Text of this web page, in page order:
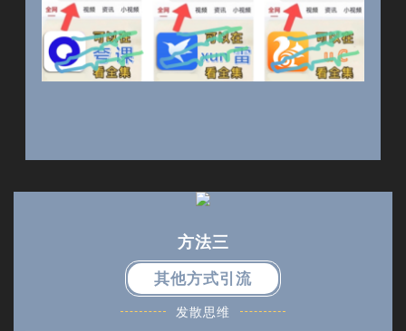
方法三
其他方式引流
发散思维